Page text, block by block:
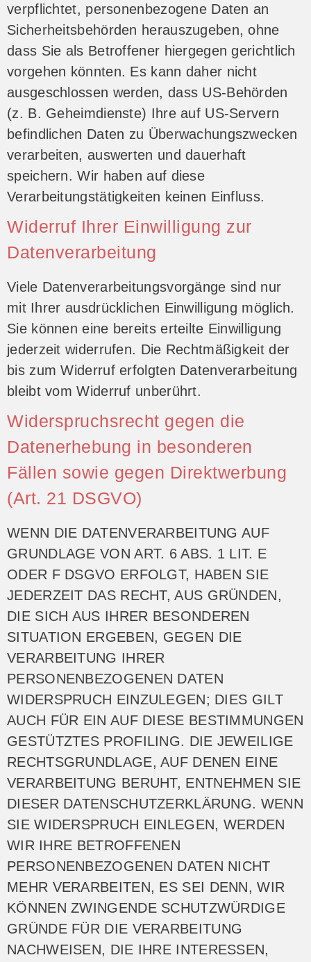
verpflichtet, personenbezogene Daten an
Sicherheitsbehörden herauszugeben, ohne
dass Sie als Betroffener hiergegen gerichtlich
vorgehen könnten. Es kann daher nicht
ausgeschlossen werden, dass US-Behörden
(z. B. Geheimdienste) Ihre auf US-Servern
befindlichen Daten zu Überwachungszwecken
verarbeiten, auswerten und dauerhaft
speichern. Wir haben auf diese
Verarbeitungstätigkeiten keinen Einfluss.
Widerruf Ihrer Einwilligung zur
Datenverarbeitung
Viele Datenverarbeitungsvorgänge sind nur
mit Ihrer ausdrücklichen Einwilligung möglich.
Sie können eine bereits erteilte Einwilligung
jederzeit widerrufen. Die Rechtmäßigkeit der
bis zum Widerruf erfolgten Datenverarbeitung
bleibt vom Widerruf unberührt.
Widerspruchsrecht gegen die
Datenerhebung in besonderen
Fällen sowie gegen Direktwerbung
(Art. 21 DSGVO)
WENN DIE DATENVERARBEITUNG AUF
GRUNDLAGE VON ART. 6 ABS. 1 LIT. E
ODER F DSGVO ERFOLGT, HABEN SIE
JEDERZEIT DAS RECHT, AUS GRÜNDEN,
DIE SICH AUS IHRER BESONDEREN
SITUATION ERGEBEN, GEGEN DIE
VERARBEITUNG IHRER
PERSONENBEZOGENEN DATEN
WIDERSPRUCH EINZULEGEN; DIES GILT
AUCH FÜR EIN AUF DIESE BESTIMMUNGEN
GESTÜTZTES PROFILING. DIE JEWEILIGE
RECHTSGRUNDLAGE, AUF DENEN EINE
VERARBEITUNG BERUHT, ENTNEHMEN SIE
DIESER DATENSCHUTZERKLÄRUNG. WENN
SIE WIDERSPRUCH EINLEGEN, WERDEN
WIR IHRE BETROFFENEN
PERSONENBEZOGENEN DATEN NICHT
MEHR VERARBEITEN, ES SEI DENN, WIR
KÖNNEN ZWINGENDE SCHUTZWÜRDIGE
GRÜNDE FÜR DIE VERARBEITUNG
NACHWEISEN, DIE IHRE INTERESSEN,